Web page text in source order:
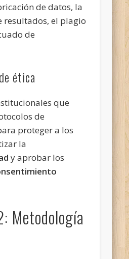
de datos, la
resultados, el plagio
de
ética
que
de
proteger a los
la
y aprobar los
Metodología